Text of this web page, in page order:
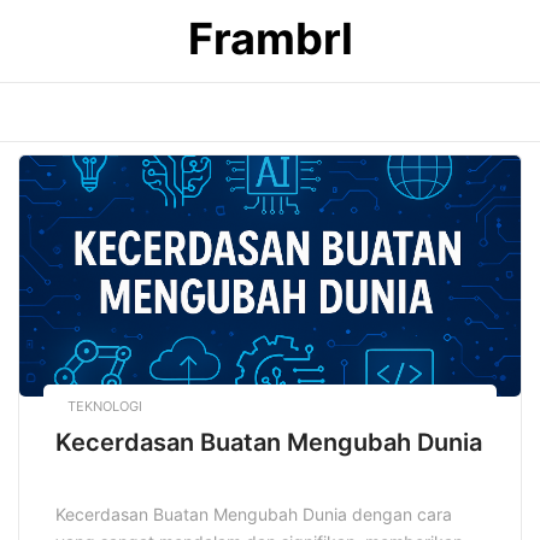
Frambrl
TEKNOLOGI
Kecerdasan Buatan Mengubah Dunia
Kecerdasan Buatan Mengubah Dunia dengan cara